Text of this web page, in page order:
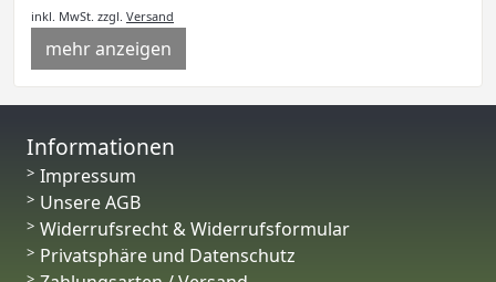
inkl. MwSt. zzgl. Versand
mehr anzeigen
Informationen
Impressum
Unsere AGB
Widerrufsrecht & Widerrufsformular
Privatsphäre und Datenschutz